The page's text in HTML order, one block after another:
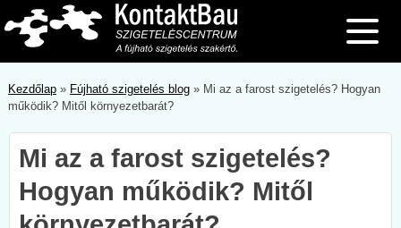
to
content
Kezdőlap» Fújható szigetelés blog» Mi az a farost szigetelés? Hogyan
működik? Mitől környezetbarát?
Mi az a farost szigetelés?
Hogyan működik? Mitől